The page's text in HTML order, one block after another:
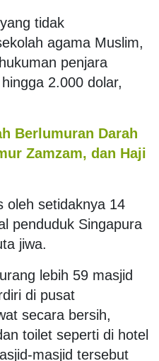
tidak
agama Muslim,
penjara
2.000 dolar,
Berlumuran Darah
Zamzam, dan Haji
oleh setidaknya 14
penduduk Singapura
jiwa.
lebih 59 masjid
di pusat
secara bersih,
toilet seperti di hotel
masjid tersebut